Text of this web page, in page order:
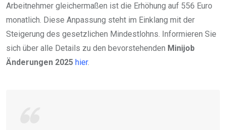
Arbeitnehmer gleichermaßen ist die Erhöhung auf 556 Euro
monatlich. Diese Anpassung steht im Einklang mit der
Steigerung des gesetzlichen Mindestlohns. Informieren Sie
sich über alle Details zu den bevorstehenden Minijob
Änderungen 2025 hier.